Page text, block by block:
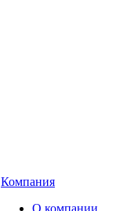
Компания
О компании